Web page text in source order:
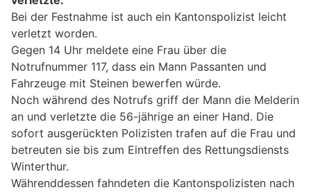
Bei der Festnahme ist auch ein Kantonspolizist leicht
verletzt worden.
Gegen 14 Uhr meldete eine Frau über die
Notrufnummer 117, dass ein Mann Passanten und
Fahrzeuge mit Steinen bewerfen würde.
Noch während des Notrufs griff der Mann die Melderin
an und verletzte die 56-jährige an einer Hand. Die
sofort ausgerückten Polizisten trafen auf die Frau und
betreuten sie bis zum Eintreffen des Rettungsdiensts
Winterthur.
Währenddessen fahndeten die Kantonspolizisten nach